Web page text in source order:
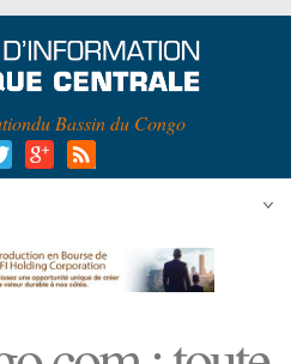
du Bassin du Congo